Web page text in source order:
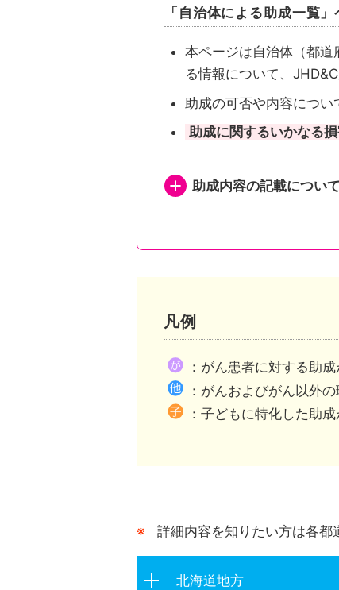
「自治体による助成一覧
本ページは自治体（都
る情報について、
助成の可否や内容につい
助成に関するいかなる
助成内容の記載について
都道府県が行う助成
凡例
：がん患者に対する助
：がんおよびがん以外
：子どもに特化した助
詳細内容を知りたい方は各都
北海道地方